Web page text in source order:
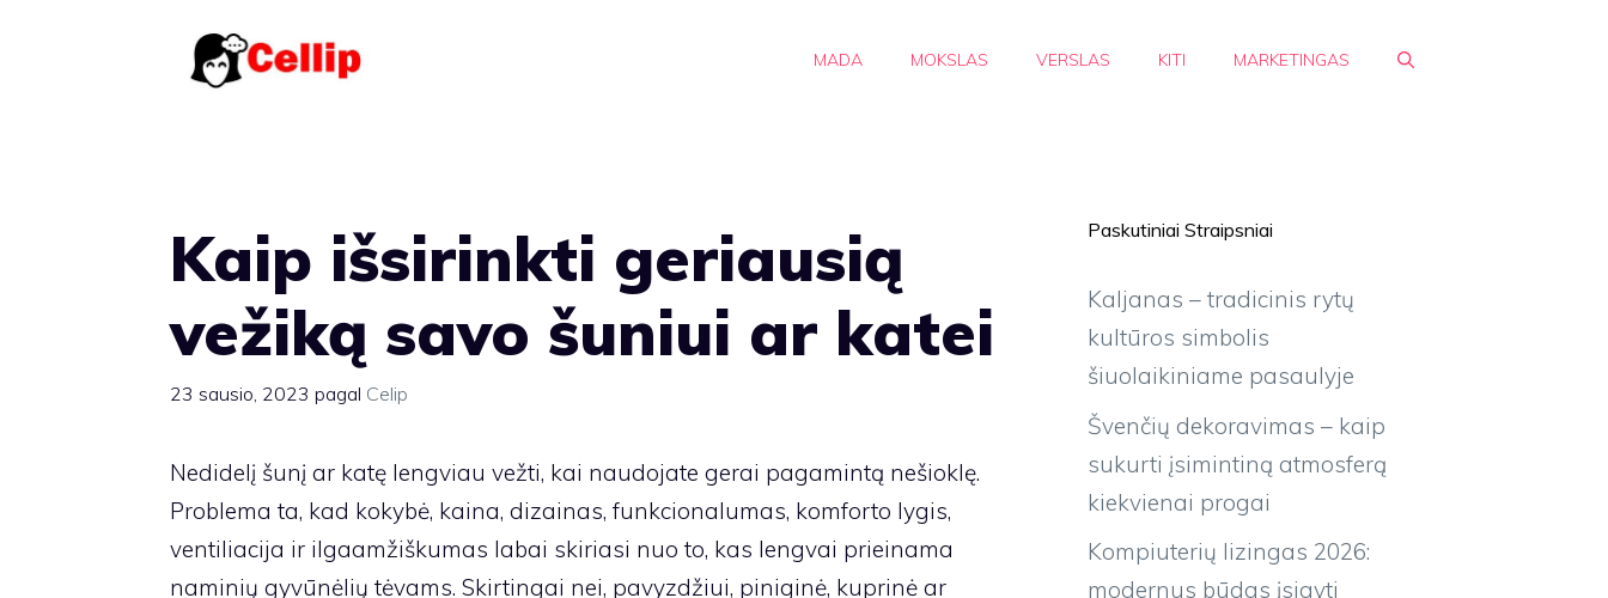
MADA MOKSLAS VERSLAS KITI MARKETINGAS
Kaip išsirinkti geriausią
vežiką savo šuniui ar katei
23 sausio, 2023 pagal Celip
Nedidelį šunį ar katę lengviau vežti, kai naudojate gerai pagamintą nešioklę.
Problema ta, kad kokybė, kaina, dizainas, funkcionalumas, komforto lygis,
ventiliacija ir ilgaamžiškumas labai skiriasi nuo to, kas lengvai prieinama
naminių gyvūnėlių tėvams. Skirtingai nei, pavyzdžiui, piniginė, kuprinė ar
Paskutiniai Straipsniai
Kaljanas – tradicinis rytų
kultūros simbolis
šiuolaikiniame pasaulyje
Švenčių dekoravimas – kaip
sukurti įsimintiną atmosferą
kiekvienai progai
Kompiuterių lizingas 2026:
modernus būdas įsigyti